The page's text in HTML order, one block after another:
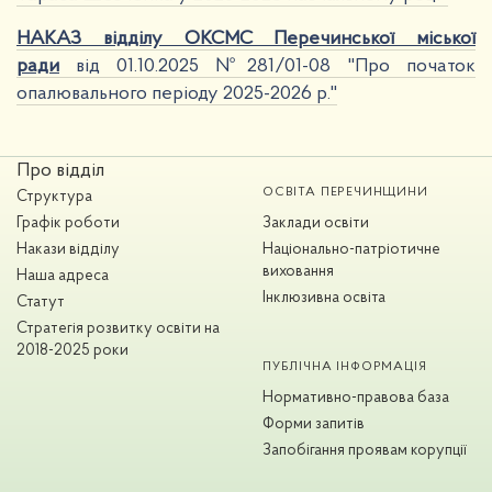
НАКАЗ відділу ОКСМС Перечинської міської
ради від 01.10.2025 №281/01-08 "Про початок
опалювального періоду 2025-2026 р."
Про відділ
Структура
Графік роботи
Накази відділу
Наша адреса
Статут
Стратегія розвитку освіти на
2018-2025 роки
ОСВІТА ПЕРЕЧИНЩИНИ
Заклади освіти
Національно-патріотичне
виховання
Інклюзивна освіта
ПУБЛІЧНА ІНФОРМАЦІЯ
Нормативно-правова база
Форми запитів
Запобігання проявам корупції